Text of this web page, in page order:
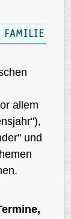
FAMILIE
allem
und